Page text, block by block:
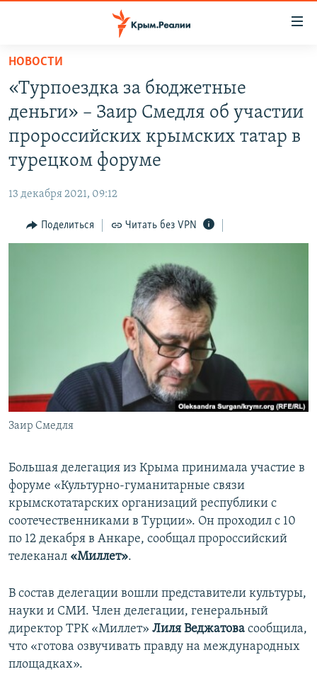
Вернуться
основному
содержанию
главной
Вернутся
поиску
СПЕЦПРОЕКТЫ
КАРТА ВОЕННЫХ ОБЪЕКТОВ КРЫМА
ИНТЕРАКТИВ
ИНФОГРАФИКА
СОВЕТЫ ПРАВОЗАЩИТНИКОВ
ПОБЕДИТЕЛЕЙ НЕ СУДЯТ?
КРЫМ.НЕПОКОРЕННЫЙ
УКРАИНСКАЯ ПРОБЛЕМА КРЫМА
РАДІО СВОБОДА
КАК ОБОЙТИ БЛОКИРОВКУ
Все сайты RFE/RL
НОВОСТИ
«Турпоездка за бюджетные
деньги» – Заир Смедля об участии
пророссийских крымских татар в
турецком форуме
13 декабря 2021, 09:12
Поделиться Читать без VPN
Заир Смедля
Большая делегация из Крыма принимала участие в
форуме «Культурно-гуманитарные связи
крымскотатарских организаций республики с
соотечественниками в Турции». Он проходил с 10
по 12 декабря в Анкаре, сообщал пророссийский
телеканал «Миллет».
В состав делегации вошли представители культуры,
науки и СМИ. Член делегации, генеральный
директор ТРК «Миллет» Лиля Веджатова сообщила,
что «готова озвучивать правду на международных
площадках».